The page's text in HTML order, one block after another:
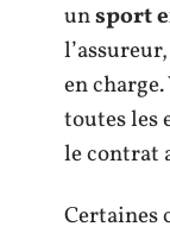
unsport
en
toutes les
le contrat
Certaines